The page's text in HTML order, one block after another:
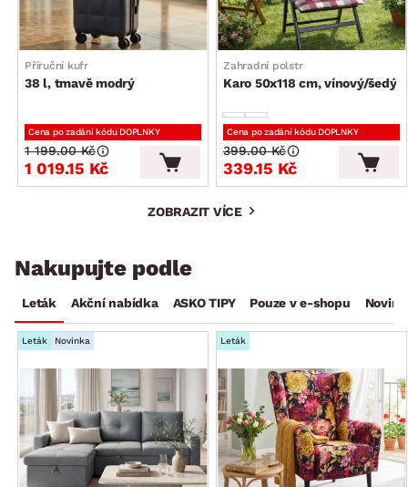
Příruční kufr
38 l, tmavě modrý
Cena po zadání kódu DOPLNKY
1 019.15 Kč
1 199.00 Kč
Zahradní polstr
Karo 50x118 cm, vínový/šedý
Cena po zadání kódu DOPLNKY
339.15 Kč
399.00 Kč
ZOBRAZIT VÍCE
Nakupujte podle
Leták Akční nabídka ASKO TIPY Pouze v e-shopu
Leták Novinka Leták